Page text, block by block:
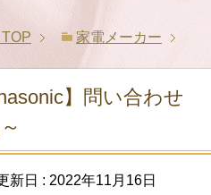
TOP 家電メーカー
】問い合わせ
新日 : 2022年11月16日